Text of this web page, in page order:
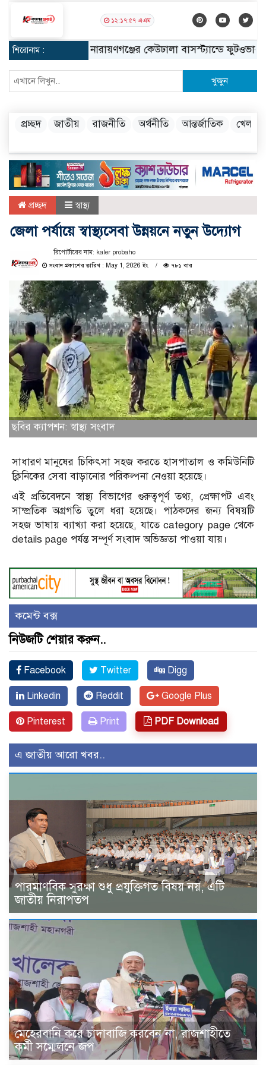
১২:১৭:৫৮ এএম
শিরোনাম : নারায়ণগঞ্জের কেউঢালা বাসস্ট্যান্ডে ফুটওভার ব্রিজ
খুজুন
প্রচ্ছদ জাতীয় রাজনীতি অর্থনীতি আন্তর্জাতিক খেলা
প্রচ্ছদ স্বাস্থ্য
জেলা পর্যায়ে স্বাস্থ্যসেবা উন্নয়নে নতুন উদ্যোগ
রিপোর্টারের নাম: kaler probaho
সংবাদ প্রকাশের তারিখ : May 1, 2026 ইং
৭৮১ বার
ছবির ক্যাপশন: স্বাস্থ্য সংবাদ
সাধারণ মানুষের চিকিৎসা সহজ করতে হাসপাতাল ও কমিউনিটি
ক্লিনিকের সেবা বাড়ানোর পরিকল্পনা নেওয়া হয়েছে।
এই প্রতিবেদনে স্বাস্থ্য বিভাগের গুরুত্বপূর্ণ তথ্য, প্রেক্ষাপট এবং
সাম্প্রতিক অগ্রগতি তুলে ধরা হয়েছে। পাঠকদের জন্য বিষয়টি
সহজ ভাষায় ব্যাখ্যা করা হয়েছে, যাতে category page থেকে
details page পর্যন্ত সম্পূর্ণ সংবাদ অভিজ্ঞতা পাওয়া যায়।
কমেন্ট বক্স
নিউজটি শেয়ার করুন..
Facebook Twitter Digg
Linkedin Reddit Google Plus
Pinterest Print PDF Download
এ জাতীয় আরো খবর..
পারমাণবিক সুরক্ষা শুধু প্রযুক্তিগত বিষয় নয়, এটি
জাতীয় নিরাপতপ
মেহেরবানি করে চাঁদাবাজি করবেন না, রাজশাহীতে
কর্মী সম্মেলনে জপ